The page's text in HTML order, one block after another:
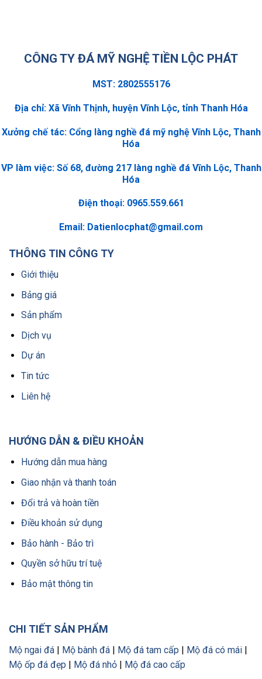
CÔNG TY ĐÁ MỸ NGHỆ TIỀN LỘC PHÁT
MST: 2802555176
Địa chỉ: Xã Vĩnh Thịnh, huyện Vĩnh Lộc, tỉnh Thanh Hóa
Xưởng chế tác: Cổng làng nghề đá mỹ nghệ Vĩnh Lộc, Thanh
Hóa
VP làm việc: Số 68, đường 217 làng nghề đá Vĩnh Lộc, Thanh
Hóa
Điện thoại: 0965.559.661
Email: Datienlocphat@gmail.com
THÔNG TIN CÔNG TY
Giới thiệu
Bảng giá
Sản phẩm
Dịch vụ
Dự án
Tin tức
Liên hệ
HƯỚNG DẪN & ĐIỀU KHOẢN
Hướng dẫn mua hàng
Giao nhận và thanh toán
Đổi trả và hoàn tiền
Điều khoản sử dụng
Bảo hành - Bảo trì
Quyền sở hữu trí tuệ
Bảo mật thông tin
CHI TIẾT SẢN PHẨM
Mộ ngai đá | Mộ bành đá | Mộ đá tam cấp | Mộ đá có mái |
Mộ ốp đá đẹp | Mộ đá nhỏ | Mộ đá cao cấp